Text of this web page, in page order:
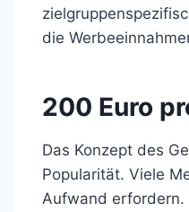
die
200 Euro
Das Konzept des
Popularität. Viele
Aufwand erfordern.